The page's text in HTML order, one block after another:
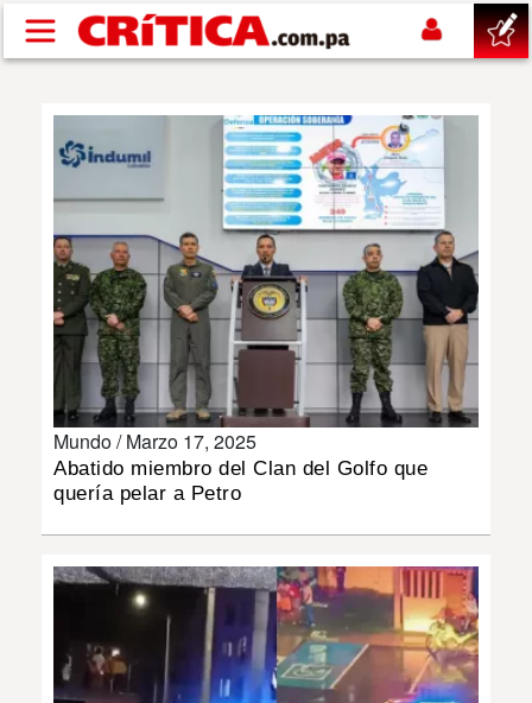
Pasar al contenido principal
SUCESOS
NACIONAL
POLÍTICA
DEPORTES
MUNDO
INSÓLITAS
MULTIMEDIA
Mundo /Marzo 17, 2025
Abatido miembro del Clan del Golfo que
quería pelar a Petro